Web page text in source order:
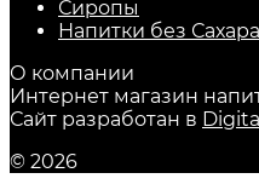
Сиропы
Напитки без Сахара
О компании
Интернет магазин
Сайт разработан в
© 2026